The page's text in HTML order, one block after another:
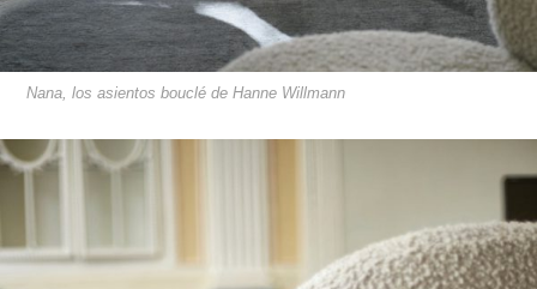
Nana, los asientos bouclé de Hanne Willmann